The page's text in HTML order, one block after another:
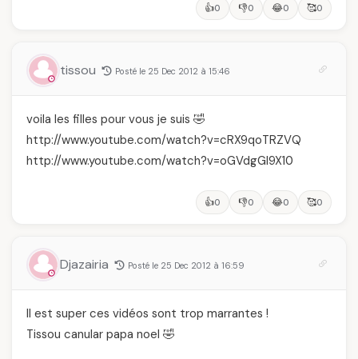
👍0 👎0 😂0 🥰0
tissou Posté le 25 Dec 2012 à 15:46
voila les filles pour vous je suis 🤣
http://www.youtube.com/watch?v=cRX9qoTRZVQ
http://www.youtube.com/watch?v=oGVdgGI9X10
👍0 👎0 😂0 🥰0
Djazairia Posté le 25 Dec 2012 à 16:59
Il est super ces vidéos sont trop marrantes !
Tissou canular papa noel 🤣